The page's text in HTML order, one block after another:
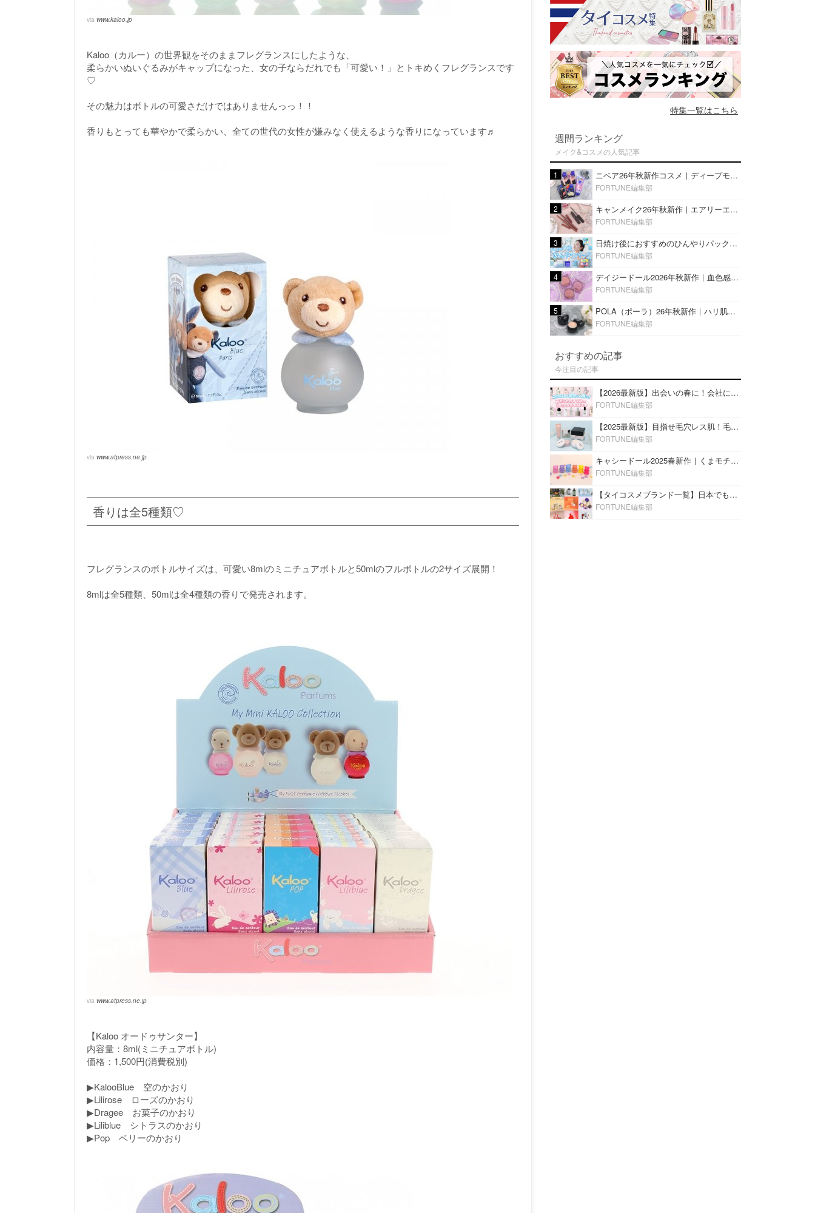
via www.kaloo.jp
Kaloo（カルー）の世界観をそのままフレグランスにしたような、
柔らかいぬいぐるみがキャップになった、女の子ならだれでも「可愛い！」とトキめくフレグランスです
♡
その魅力はボトルの可愛さだけではありませんっっ！！
香りもとっても華やかで柔らかい、全ての世代の女性が嫌みなく使えるような香りになっています♬
via www.atpress.ne.jp
香りは全5種類♡
フレグランスのボトルサイズは、可愛い8mlのミニチュアボトルと50mlのフルボトルの2サイズ展開！
8mlは全5種類、50mlは全4種類の香りで発売されます。
via www.atpress.ne.jp
【Kaloo オードゥサンター】
内容量：8ml(ミニチュアボトル)
価格：1,500円(消費税別)
▶KalooBlue 空のかおり
▶Lilirose ローズのかおり
▶Dragee お菓子のかおり
▶Liliblue シトラスのかおり
▶Pop ベリーのかおり
特集一覧はこちら
週間ランキング
メイク&コスメの人気記事
1 ニベア26年秋新作コスメ｜ディープモイスチャーリップの美容液タイプや2in1ボディクリームスクラブも
FORTUNE編集部
2 キャンメイク26年秋新作｜エアリーエクステンションライナー＆カールスナイパーマスカラ新色をレビュー
FORTUNE編集部
3 日焼け後におすすめのひんやりパック14選｜暑い夏にぴったりな冷凍／鎮静／うるおいチャージマスクを紹介
FORTUNE編集部
4 デイジードール2026年秋新作｜血色感が可愛い♡『パウダー ブラッシュ ブルーム』新3色をレビュー
FORTUNE編集部
5 POLA（ポーラ）26年秋新作｜ハリ肌を叶える『B.A デイ プランプ ファンデーション』を口コミ
FORTUNE編集部
おすすめの記事
今注目の記事
【2026最新版】出会いの春に！会社にもおすすめの好印象な香水14選♡ビジネスの場での香水マナーも
FORTUNE編集部
【2025最新版】目指せ毛穴レス肌！毛穴を埋めて隠す「おすすめ部分用下地＆プライマー」ランキング♡
FORTUNE編集部
キャシードール2025春新作｜くまモチーフのミニリップ「シャイニーベア リップモイスト」をレビュー♡
FORTUNE編集部
【タイコスメブランド一覧】日本でも人気沸騰中の“タイコスメ”ブランド20選！
FORTUNE編集部